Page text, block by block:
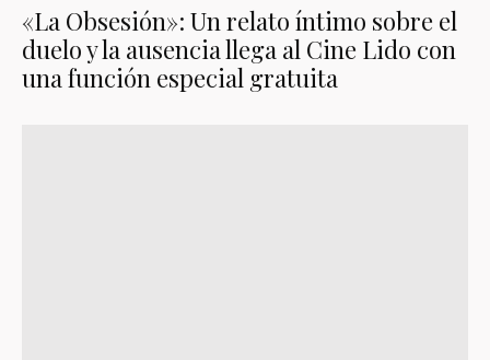
«La Obsesión»: Un relato íntimo sobre el
duelo y la ausencia llega al Cine Lido con
una función especial gratuita